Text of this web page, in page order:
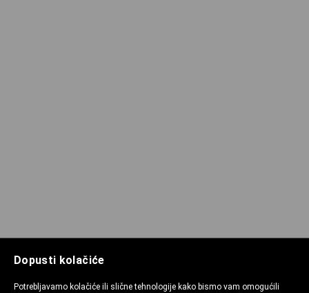
Dopusti kolačiće
Potrebljavamo kolačiće ili slične tehnologije kako bismo vam omogućili